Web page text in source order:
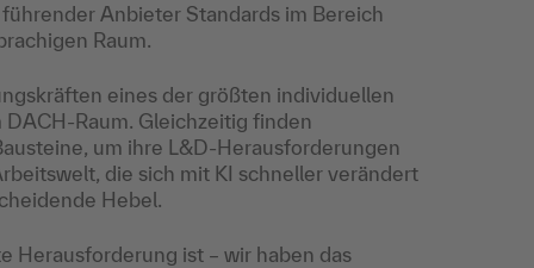
Anbieter Standards im Bereich
Raum.
eines der größten individuellen
Raum. Gleichzeitig finden
um ihre L&D-Herausforderungen
die sich mit KI schneller verändert
Hebel.
Herausforderung ist – wir haben das